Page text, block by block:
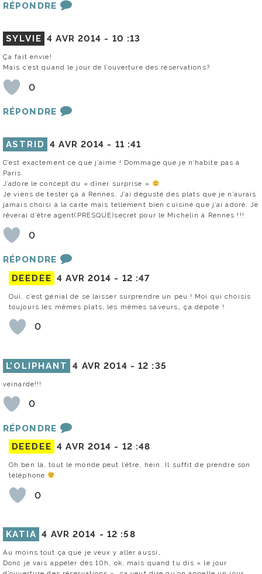
RÉPONDRE
SYLVIE 4 AVR 2014 - 10 :13
Ça fait envie!
Mais c’est quand le jour de l’ouverture des réservations?
0
RÉPONDRE
ASTRID 4 AVR 2014 - 11 :41
C’est exactement ce que j’aime ! Dommage que je n’habite pas à
Paris.
J’adore le concept du « dîner surprise »
Je viens de tester ça à Rennes. J’ai dégusté des plats que je n’aurais
jamais choisi à la carte mais tellement bien cuisiné que j’ai adoré. Je
rêverai d’être agent(PRESQUE)secret pour le Michelin à Rennes !!!
0
RÉPONDRE
DEEDEE 4 AVR 2014 - 12 :47
Oui, c’est génial de se laisser surprendre un peu ! Moi qui choisis
toujours les mêmes plats, les mêmes saveurs… ça dépote !
0
L’OLIPHANT 4 AVR 2014 -12 :35
veinarde!!!
0
RÉPONDRE
DEEDEE 4 AVR 2014 - 12 :48
Oh ben là, tout le monde peut l’être, hein. Il suffit de prendre son
téléphone
0
KATIA 4 AVR 2014 - 12 :58
Au moins tout ça que je veux y aller aussi…
Donc je vais appeler dès 10h, ok, mais quand tu dis « le jour